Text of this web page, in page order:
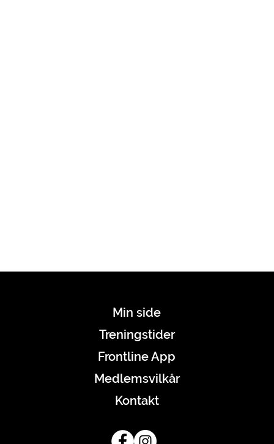
Min side
Treningstider
Frontline App
Medlemsvilkår
Kontakt